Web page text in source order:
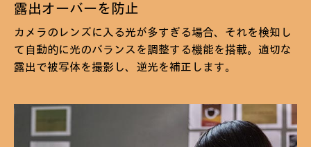
露出オーバーを防止
カメラのレンズに入る光が多すぎる場合、それを検知し
て自動的に光のバランスを調整する機能を搭載。適切な
露出で被写体を撮影し、逆光を補正します。